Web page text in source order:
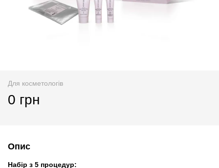
Для косметологів
0 грн
Опис
Набір з 5 процедур: